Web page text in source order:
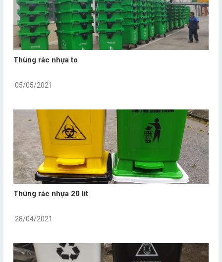
Thùng rác nhựa to
05/05/2021
Thùng rác nhựa 20 lít
28/04/2021